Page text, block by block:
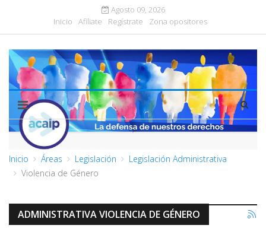
Agosto 09, 2026
Inicio
Afiliate Regístrate Zona opositores
Inicio Áreas Legislación
Legislación Administrativa
Violencia de Género
ADMINISTRATIVA VIOLENCIA DE GÉNERO